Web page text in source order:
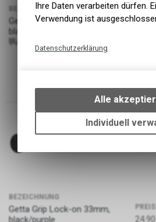
BEZEICHNUNG
Getta Grip Lock-on 33mm,
black/orange
PREIS
BEZEICHNUNG
Getta Grip Lock-on 33mm,
black/purple
PREIS
24.90
Ihre Daten verarbeiten dürfen.
Verwendung ist
Datenschutzerklärung
bestimmte
Einstellungen
um die
Funktionen
persönlichen
Alle
Individuell